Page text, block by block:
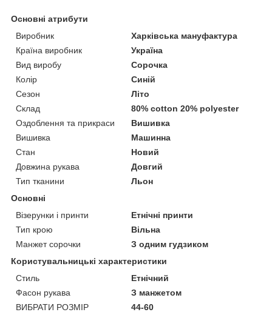
Основні атрибути
Виробник
Харківська мануфактура
Країна виробник
Україна
Вид виробу
Сорочка
Колір
Синій
Сезон
Літо
Склад
80% cotton 20% polyester
Оздоблення та прикраси
Вишивка
Вишивка
Машинна
Стан
Новий
Довжина рукава
Довгий
Тип тканини
Льон
Основні
Візерунки і принти
Етнічні принти
Тип крою
Вільна
Манжет сорочки
З одним гудзиком
Користувальницькі характеристики
Стиль
Етнічний
Фасон рукава
З манжетом
ВИБРАТИ РОЗМІР
44-60